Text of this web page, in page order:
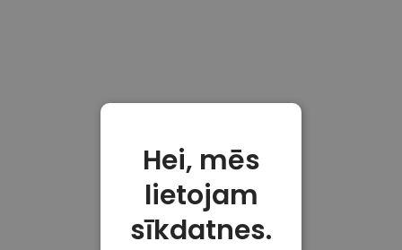
Hei, mēs
lietojam
sīkdatnes.